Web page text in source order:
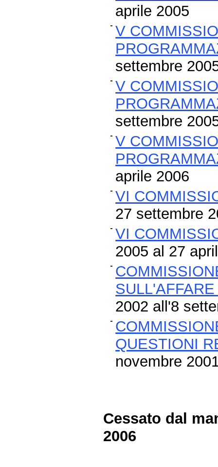
aprile 2005
V
settembre
V
settembre
V
aprile 2006
VI
27 settembre
VI
2005 al 27
2002 all'8
QUESTIONI
novembre
Cessato dal
2006